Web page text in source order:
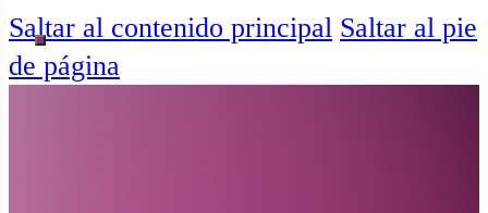
Saltar al contenido principal Saltar al pie
de página